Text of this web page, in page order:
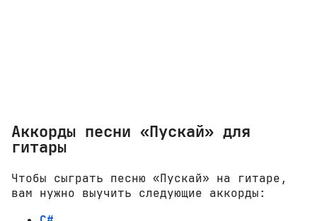
Аккорды песни «Пускай» для
гитары
Чтобы сыграть песню «Пускай» на гитаре,
вам нужно выучить следующие аккорды: